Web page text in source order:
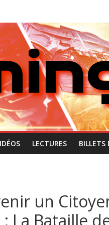
LECTURES BILLETS
un
La Bataille